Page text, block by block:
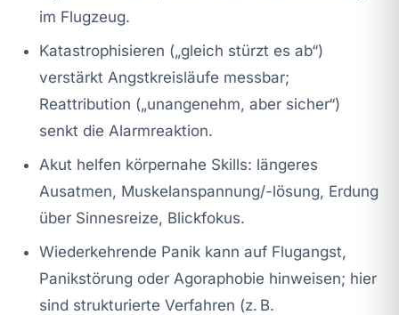
im Flugzeug.
Katastrophisieren („gleich stürzt es ab“)
verstärkt Angstkreisläufe messbar;
Reattribution („unangenehm, aber sicher“)
senkt die Alarmreaktion.
Akut helfen körpernahe Skills: längeres
Ausatmen, Muskelanspannung/-lösung, Erdung
über Sinnesreize, Blickfokus.
Wiederkehrende Panik kann auf Flugangst,
Panikstörung oder Agoraphobie hinweisen; hier
sind strukturierte Verfahren (z. B.